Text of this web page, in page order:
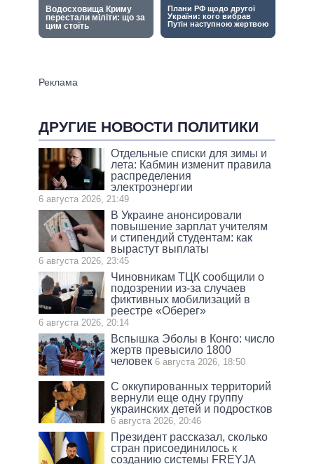
ДРУГИЕ НОВОСТИ ПОЛИТИКИ
Отдельные списки для зимы и
лета: Кабмин изменит правила
распределения
электроэнергии
6 августа 2026, 21:49
В Украине анонсировали
повышение зарплат учителям
и стипендий студентам: как
вырастут выплаты
6 августа 2026, 23:45
Чиновникам ТЦК сообщили о
подозрении из-за случаев
фиктивных мобилизаций в
реестре «Оберег»
6 августа 2026, 20:14
Вспышка Эболы в Конго: число
жертв превысило 1800
человек 6 августа 2026, 18:50
С оккупированных территорий
вернули еще одну группу
украинских детей и подростков
6 августа 2026, 20:46
Президент рассказал, сколько
стран присоединилось к
созданию системы FREYJA